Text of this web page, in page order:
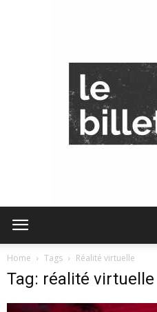
Home Tags Réalité virtuelle
Tag: réalité virtuelle